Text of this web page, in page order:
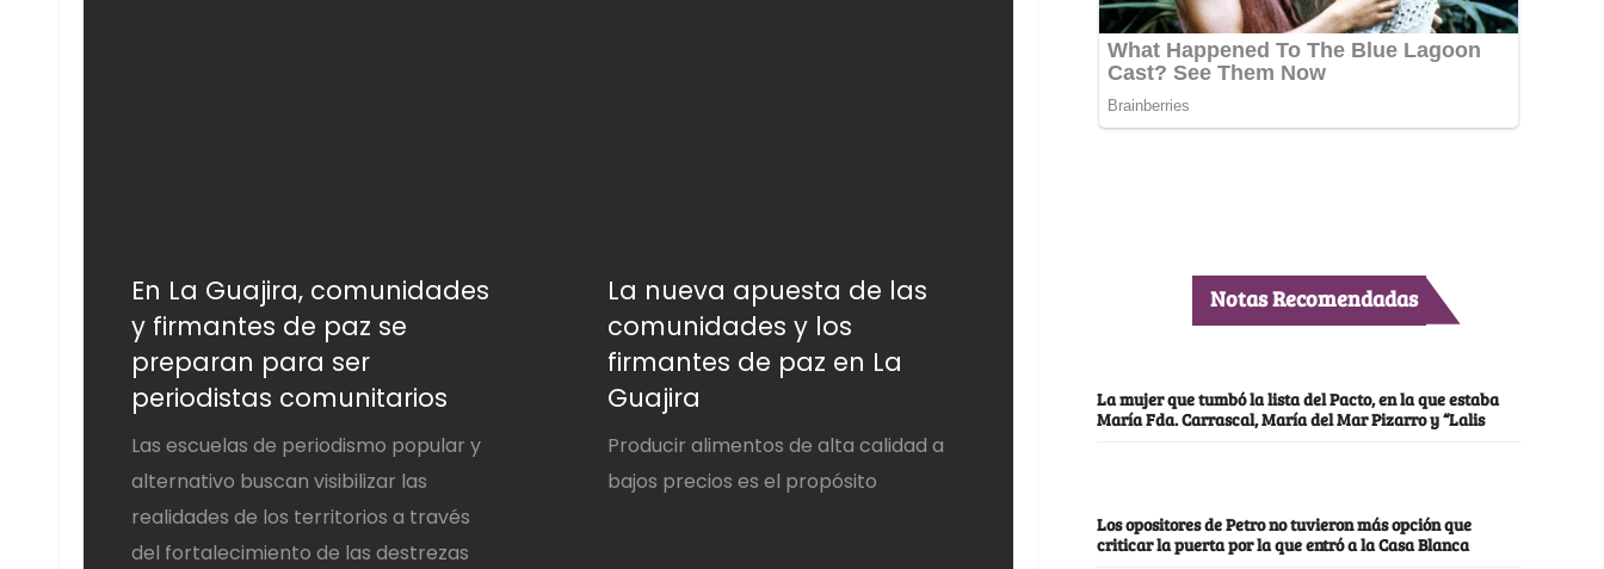
En La Guajira, comunidades
y firmantes de paz se
preparan para ser
periodistas comunitarios
Las escuelas de periodismo popular y
alternativo buscan visibilizar las
realidades de los territorios a través
del fortalecimiento de las destrezas
La nueva apuesta de las
comunidades y los
firmantes de paz en La
Guajira
Producir alimentos de alta calidad a
bajos precios es el propósito
Notas Recomendadas
La mujer que tumbó la lista del Pacto, en la que estaba
María Fda. Carrascal, María del Mar Pizarro y “Lalis
Los opositores de Petro no tuvieron más opción que
criticar la puerta por la que entró a la Casa Blanca